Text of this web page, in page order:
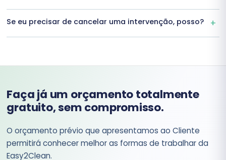
Se eu precisar de cancelar uma intervenção, posso?
Faça já um orçamento totalmente
gratuito, sem compromisso.
O orçamento prévio que apresentamos ao Cliente
permitirá conhecer melhor as formas de trabalhar da
Easy2Clean.